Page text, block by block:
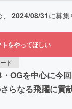
2024/08/31に募
をやってほしい
ド
を中心に今
なる飛躍に貢